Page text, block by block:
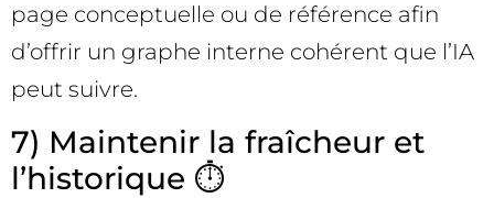
page conceptuelle ou de référence afin
d’offrir un graphe interne cohérent que l’IA
peut suivre.
7) Maintenir la fraîcheur et
l’historique ⏱️